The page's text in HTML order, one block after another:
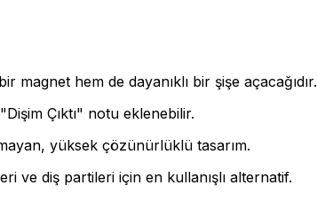
magnet hem de dayanıklı bir şişe açacağıdır.
Çıktı" notu eklenebilir.
yüksek çözünürlüklü tasarım.
ve diş partileri için en kullanışlı alternatif.